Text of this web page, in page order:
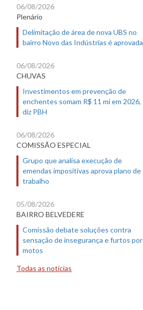
06/08/2026
Plenário
Delimitação de área de nova UBS no
bairro Novo das Indústrias é aprovada
06/08/2026
CHUVAS
Investimentos em prevenção de
enchentes somam R$ 11 mi em 2026,
diz PBH
06/08/2026
COMISSÃO ESPECIAL
Grupo que analisa execução de
emendas impositivas aprova plano de
trabalho
05/08/2026
BAIRRO BELVEDERE
Comissão debate soluções contra
sensação de insegurança e furtos por
motos
Todas as notícias